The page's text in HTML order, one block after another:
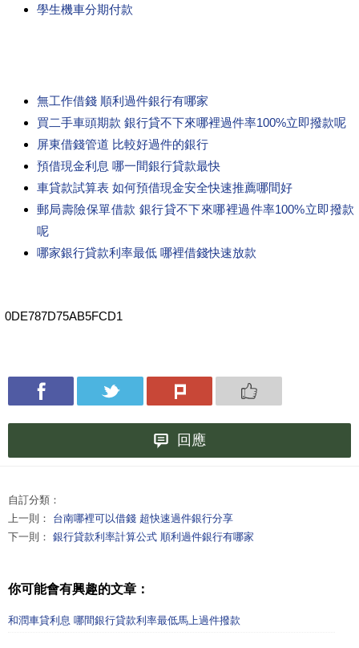
學生機車分期付款
無工作借錢 順利過件銀行有哪家
買二手車頭期款 銀行貸不下來哪裡過件率100%立即撥款呢
屏東借錢管道 比較好過件的銀行
預借現金利息 哪一間銀行貸款最快
車貸款試算表 如何預借現金安全快速推薦哪間好
郵局壽險保單借款 銀行貸不下來哪裡過件率100%立即撥款
呢
哪家銀行貸款利率最低 哪裡借錢快速放款
0DE787D75AB5FCD1
回應
自訂分類：
上一則： 台南哪裡可以借錢 超快速過件銀行分享
下一則： 銀行貸款利率計算公式 順利過件銀行有哪家
你可能會有興趣的文章：
和潤車貸利息 哪間銀行貸款利率最低馬上過件撥款